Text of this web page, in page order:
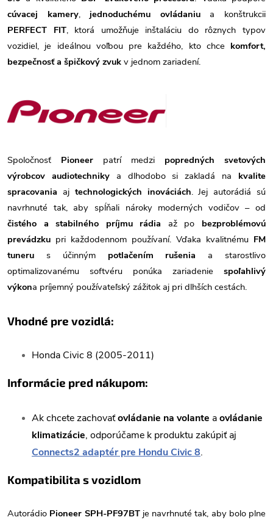
cúvacej kamery,jednoduchému ovládaniua konštrukcii
PERFECT FIT, ktorá umožňuje inštaláciu do rôznych typov
vozidiel, je ideálnou voľbou pre každého, kto chce komfort,
bezpečnosť a špičkový zvuk v jednom zariadení.
Spoločnosť Pioneer patrí medzi popredných svetových
výrobcov audiotechnikya dlhodobo si zakladá na kvalite
spracovania aj technologických inováciách. Jej autorádiá sú
navrhnuté tak, aby spĺňali nároky moderných vodičov – od
čistého a stabilného príjmu rádia až po bezproblémovú
prevádzku pri každodennom používaní. Vďaka kvalitnému FM
tuneru s účinným potlačením rušenia a starostlivo
optimalizovanému softvéru ponúka zariadenie spoľahlivý
výkona príjemný používateľský zážitok aj pri dlhších cestách.
Vhodné pre vozidlá:
Honda Civic 8 (2005-2011)
Informácie pred nákupom:
Ak chcete zachovaťovládanie na volante aovládanie
klimatizácie, odporúčame k produktu zakúpiť aj
Connects2 adaptér pre Hondu Civic 8.
Kompatibilita s vozidlom
Autorádio Pioneer SPH-PF97BTje navrhnuté tak, aby bolo plne